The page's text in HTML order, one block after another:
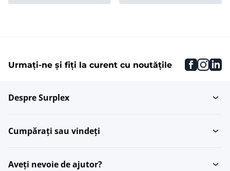
Ferastraie cu banda Diverse mașini de tăiat
Urmați-ne și fiți la curent cu noutățile
Despre Surplex
Cumpărați sau vindeți
Aveți nevoie de ajutor?